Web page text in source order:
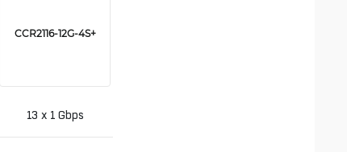
CCR2116-12G-4S+
13 x 1 Gbps